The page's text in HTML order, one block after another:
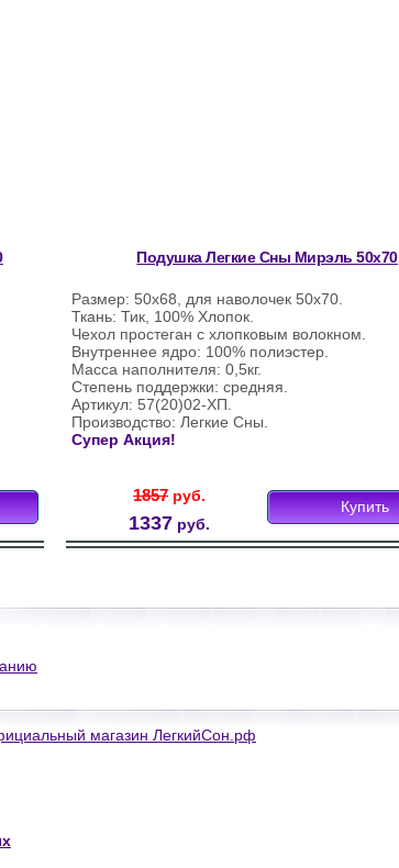
Подушка Легкие Сны Мирэль 50х70
Размер: 50х68, для наволочек 50х70.
Ткань: Тик, 100% Хлопок.
Чехол простеган с хлопковым волокном.
Внутреннее ядро: 100% полиэстер.
Масса наполнителя: 0,5кг.
Степень поддержки: средняя.
Артикул: 57(20)02-ХП.
Производство: Легкие Сны.
Супер Акция!
1857руб.
1337 руб.
Купить
магазин ЛегкийСон.рф